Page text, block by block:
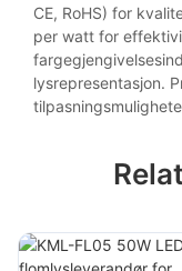
CE, RoHS) for
per watt for
lysrepresentasjon.